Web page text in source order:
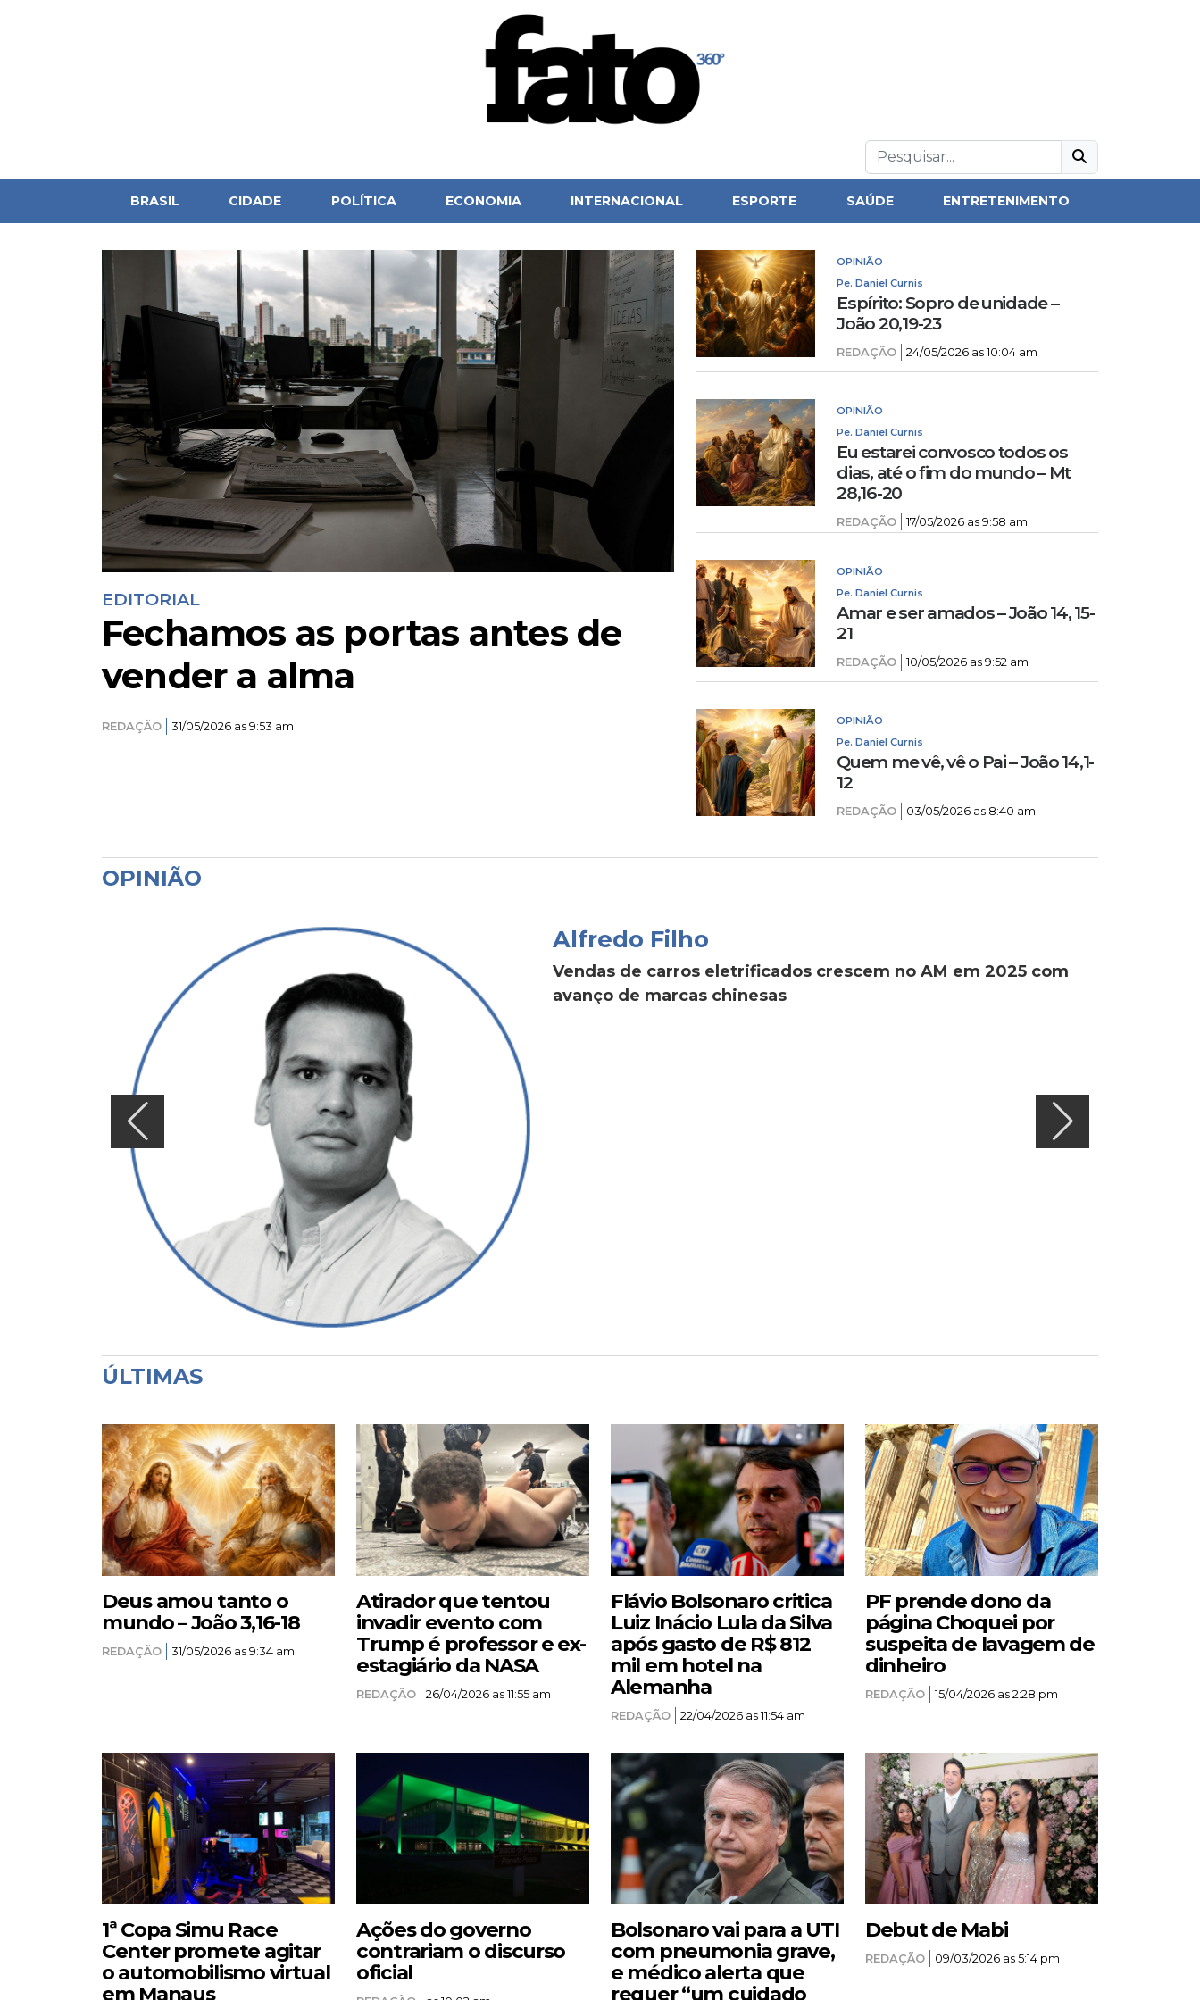
BRASIL CIDADE POLÍTICA ECONOMIA INTERNACIONAL ESPORTE SAÚDE ENTRETENIMENTO
EDITORIAL
Fechamos as portas antes de
vender a alma
REDAÇÃO 31/05/2026 as 9:53 am
OPINIÃO
Pe. Daniel Curnis
Espírito: Sopro de unidade –
João 20,19-23
REDAÇÃO 24/05/2026 as 10:04 am
OPINIÃO
Pe. Daniel Curnis
Eu estarei convosco todos os
dias, até o fim do mundo – Mt
28,16-20
REDAÇÃO 17/05/2026 as 9:58 am
OPINIÃO
Pe. Daniel Curnis
Amar e ser amados – João 14, 15-
21
REDAÇÃO 10/05/2026 as 9:52 am
OPINIÃO
Pe. Daniel Curnis
Quem me vê, vê o Pai – João 14,1-
12
REDAÇÃO 03/05/2026 as 8:40 am
OPINIÃO
Alfredo Filho
Vendas de carros eletrificados crescem no AM em 2025 com
avanço de marcas chinesas
ÚLTIMAS
Deus amou tanto o
mundo – João 3,16-18
REDAÇÃO 31/05/2026 as 9:34 am
Atirador que tentou
invadir evento com
Trump é professor e ex-
estagiário da NASA
REDAÇÃO 26/04/2026 as 11:55 am
Flávio Bolsonaro critica
Luiz Inácio Lula da Silva
após gasto de R$ 812
mil em hotel na
Alemanha
REDAÇÃO 22/04/2026 as 11:54 am
PF prende dono da
página Choquei por
suspeita de lavagem de
dinheiro
REDAÇÃO 15/04/2026 as 2:28 pm
1ª Copa Simu Race
Center promete agitar
o automobilismo virtual
em Manaus
Ações do governo
contrariam o discurso
oficial
Bolsonaro vai para a UTI
com pneumonia grave,
e médico alerta que
requer “um cuidado
Debut de Mabi
REDAÇÃO 09/03/2026 as 5:14 pm